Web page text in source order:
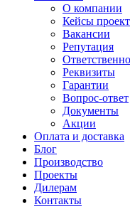
О компании
Кейсы
Вакансии
Репутация
Реквизиты
Гарантии
Вопрос-ответ
Документы
Акции
Оплата и доставка
Блог
Производство
Проекты
Дилерам
Контакты